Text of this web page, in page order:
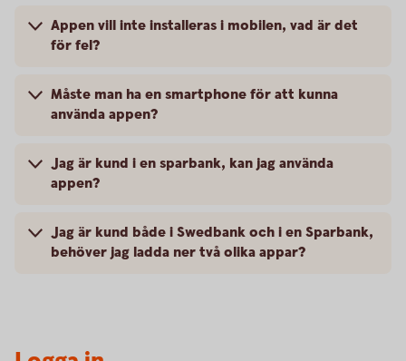
Appen vill inte installeras i mobilen, vad är det
för fel?
Måste man ha en smartphone för att kunna
använda appen?
Jag är kund i en sparbank, kan jag använda
appen?
Jag är kund både i Swedbank och i en Sparbank,
behöver jag ladda ner två olika appar?